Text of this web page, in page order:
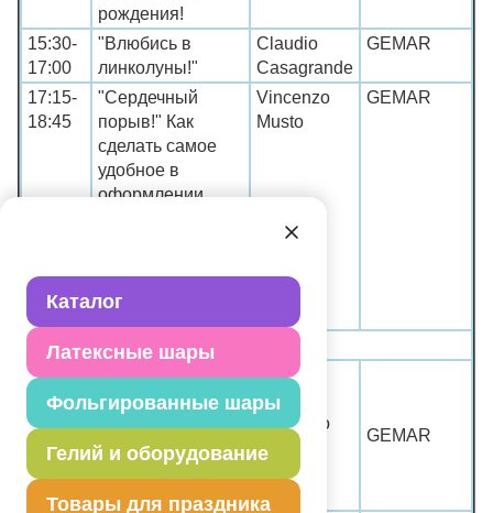
Каталог
Латексные шары
Фольгированные шары
Гелий и оборудование
Товары для праздника
рождения!
15:30-
17:00
"Влюбись в
линколуны!"
Claudio
Casagrande
GEMAR
17:15-
18:45
"Сердечный
порыв!" Как
сделать самое
удобное в
оформлении
Vincenzo
Musto
GEMAR
23.09.2014
10:00-
11:30
Бестселлеры.
Обогати своё
уникальными
Винченцо Мусто
Vincenzo
Musto
GEMAR